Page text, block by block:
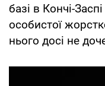
базі в Кончі-
особистої
нього досі не